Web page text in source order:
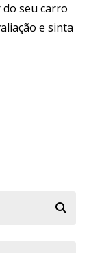
seu carro
e sinta